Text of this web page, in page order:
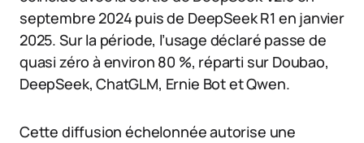
septembre 2024 puis de DeepSeek R1 en janvier
2025. Sur la période, l’usage déclaré passe de
quasi zéro à environ 80 %, réparti sur Doubao,
DeepSeek, ChatGLM, Ernie Bot et Qwen.
Cette diffusion échelonnée autorise une